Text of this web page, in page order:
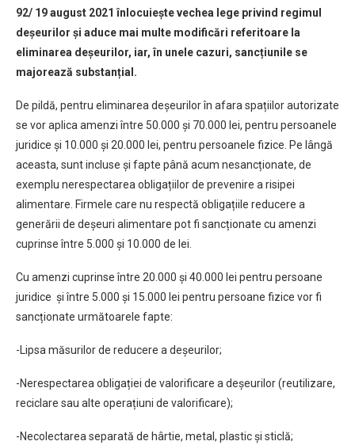
92/ 19 august 2021 înlocuiește vechea lege privind regimul
deșeurilor și aduce mai multe modificări referitoare la
eliminarea deșeurilor, iar, în unele cazuri, sancțiunile se
majorează substanțial.
De pildă, pentru eliminarea deșeurilor în afara spațiilor autorizate
se vor aplica amenzi între 50.000 și 70.000 lei, pentru persoanele
juridice și 10.000 și 20.000 lei, pentru persoanele fizice. Pe lângă
aceasta, sunt incluse și fapte până acum nesancționate, de
exemplu nerespectarea obligațiilor de prevenire a risipei
alimentare. Firmele care nu respectă obligațiile reducere a
generării de deșeuri alimentare pot fi sancționate cu amenzi
cuprinse între 5.000 și 10.000 de lei.
Cu amenzi cuprinse între 20.000 și 40.000 lei pentru persoane
juridice și între 5.000 și 15.000 lei pentru persoane fizice vor fi
sancționate următoarele fapte:
-Lipsa măsurilor de reducere a deșeurilor;
-Nerespectarea obligației de valorificare a deșeurilor (reutilizare,
reciclare sau alte operațiuni de valorificare);
-Necolectarea separată de hârtie, metal, plastic și sticlă;